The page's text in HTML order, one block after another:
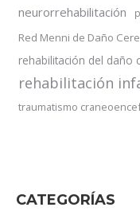
neurorrehabilitación
Red Menni de Daño
rehabilitación del daño
rehabilitación
traumatismo
CATEGORÍAS